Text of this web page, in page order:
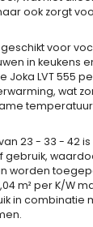
ook zorgt
voor
in keukens
Joka LVT 555
wat
temperatuur
23 - 33 - 42
worden
m² per K/W
in combinatie